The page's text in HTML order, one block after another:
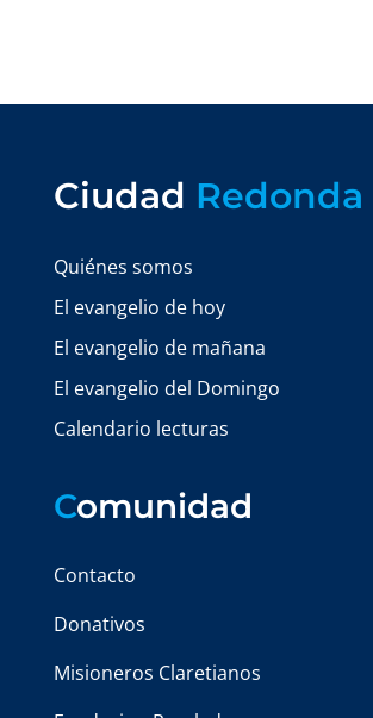
Ciudad Redonda
Quiénes somos
El evangelio de hoy
El evangelio de mañana
El evangelio del Domingo
Calendario lecturas
Comunidad
Contacto
Donativos
Misioneros Claretianos